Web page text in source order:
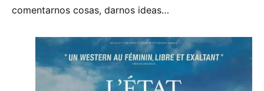
comentarnos cosas, darnos ideas…